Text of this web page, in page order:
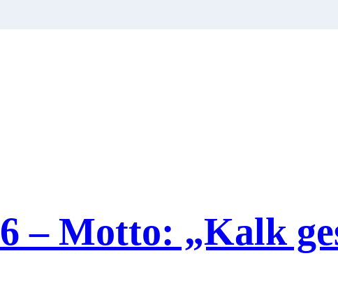
– Motto: „Kalk